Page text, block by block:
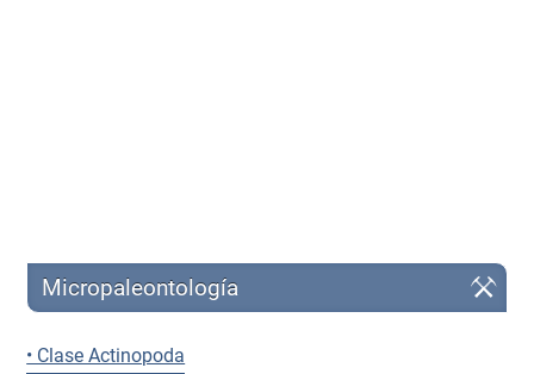
Micropaleontología
• Clase Actinopoda